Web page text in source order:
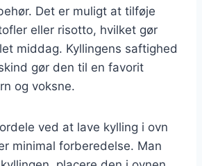
Det er muligt at tilføje
eller risotto, hvilket gør
middag. Kyllingens saftighed
gør den til en favorit
og voksne.
ved at lave kylling i ovn
minimal forberedelse. Man